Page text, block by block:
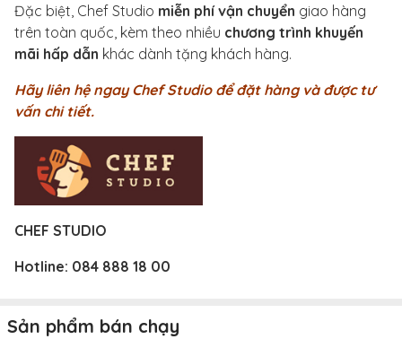
Đặc biệt, Chef Studio miễn phí vận chuyển giao hàng
trên toàn quốc, kèm theo nhiều chương trình khuyến
mãi hấp dẫn khác dành tặng khách hàng.
Hãy liên hệ ngay Chef Studio để đặt hàng và được tư
vấn chi tiết.
CHEF STUDIO
Hotline: 084 888 18 00
Sản phẩm bán chạy